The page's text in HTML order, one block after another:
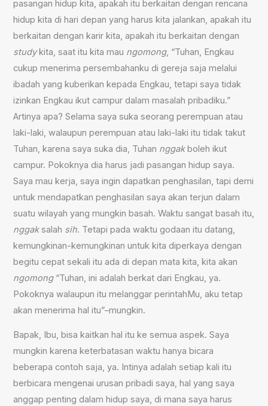
pasangan hidup kita, apakah itu berkaitan dengan rencana
hidup kita di hari depan yang harus kita jalankan, apakah itu
berkaitan dengan karir kita, apakah itu berkaitan dengan
studykita, saat itu kita mau ngomong, “Tuhan, Engkau
cukup menerima persembahanku di gereja saja melalui
ibadah yang kuberikan kepada Engkau, tetapi saya tidak
izinkan Engkau ikut campur dalam masalah pribadiku.”
Artinya apa? Selama saya suka seorang perempuan atau
laki-laki, walaupun perempuan atau laki-laki itu tidak takut
Tuhan, karena saya suka dia, Tuhan nggakboleh ikut
campur. Pokoknya dia harus jadi pasangan hidup saya.
Saya mau kerja, saya ingin dapatkan penghasilan, tapi demi
untuk mendapatkan penghasilan saya akan terjun dalam
suatu wilayah yang mungkin basah. Waktu sangat basah itu,
nggaksalah sih. Tetapi pada waktu godaan itu datang,
kemungkinan-kemungkinan untuk kita diperkaya dengan
begitu cepat sekali itu ada di depan mata kita, kita akan
ngomong“Tuhan, ini adalah berkat dari Engkau, ya.
Pokoknya walaupun itu melanggar perintahMu, aku tetap
akan menerima hal itu”–mungkin.
Bapak, Ibu, bisa kaitkan hal itu ke semua aspek. Saya
mungkin karena keterbatasan waktu hanya bicara
beberapa contoh saja, ya. Intinya adalah setiap kali itu
berbicara mengenai urusan pribadi saya, hal yang saya
anggap penting dalam hidup saya, di mana saya harus